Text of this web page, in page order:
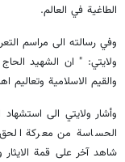
الطاغية في العالم.
وفي رسالته الى مراسم
ولايتي: " ان الشهيد
والقيم الاسلامية وتعاليم
وأشار ولايتي الى
الحساسة من معركة الحق
شاهد آخر على قمة الايثار